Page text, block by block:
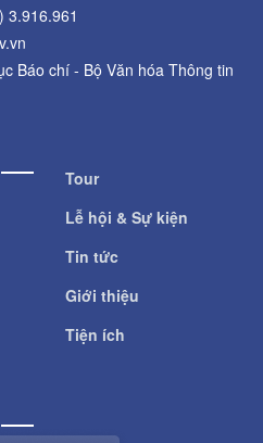
3.916.961
Báo chí - Bộ Văn hóa Thông tin
Tour
Lễ hội & Sự kiện
Tin tức
Giới thiệu
Tiện ích